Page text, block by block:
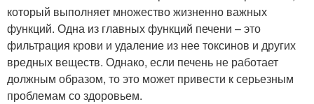
который выполняет множество жизненно важных
функций. Одна из главных функций печени – это
фильтрация крови и удаление из нее токсинов и других
вредных веществ. Однако, если печень не работает
должным образом, то это может привести к серьезным
проблемам со здоровьем.